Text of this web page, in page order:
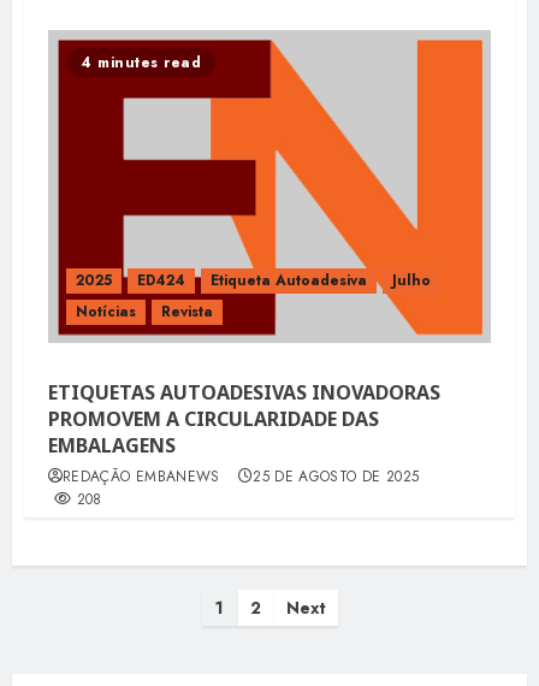
4 minutes read
2025 ED424 Etiqueta Autoadesiva
Julho
Notícias
Revista
ETIQUETAS AUTOADESIVAS INOVADORAS
PROMOVEM A CIRCULARIDADE DAS
EMBALAGENS
REDAÇÃO EMBANEWS
25 DE AGOSTO DE 2025
208
Paginação
1 2 Next